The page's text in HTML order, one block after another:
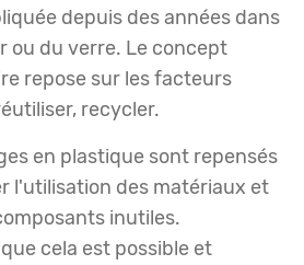
depuis des années dans
ou du verre. Le concept
repose sur les facteurs
recycler.
en plastique sont repensés
l'utilisation des matériaux et
inutiles.
cela est possible et